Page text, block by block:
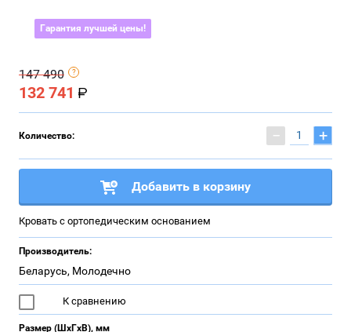
Гарантия лучшей цены!
147 490
132 741
Количество: − +
Добавить в корзину
Кровать с ортопедическим основанием
Производитель:
Беларусь, Молодечно
К сравнению
Размер (ШхГхВ), мм